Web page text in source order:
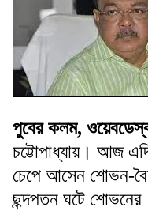
পুবের কলম,
চট্টোপাধ্যায়। আজ
চেপে আসেন শোভন-
ছন্দপতন ঘটে